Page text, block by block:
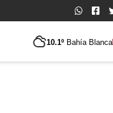
10.1º Bahía Blanca